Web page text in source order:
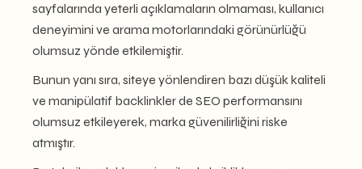
sayfalarında yeterli açıklamaların olmaması, kullanıcı
deneyimini ve arama motorlarındaki görünürlüğü
olumsuz yönde etkilemiştir.
Bunun yanı sıra, siteye yönlendiren bazı düşük kaliteli
ve manipülatif backlinkler de SEO performansını
olumsuz etkileyerek, marka güvenilirliğini riske
atmıştır.